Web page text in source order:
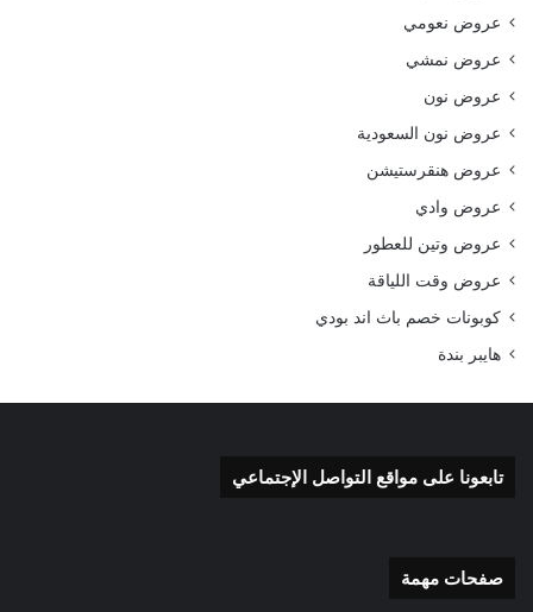
عروض نعومي
عروض نمشي
عروض نون
عروض نون السعودية
عروض هنقرستيشن
عروض وادي
عروض وتين للعطور
عروض وقت اللياقة
كوبونات خصم باث اند بودي
هايبر بندة
تابعونا على مواقع التواصل الإجتماعي
صفحات مهمة